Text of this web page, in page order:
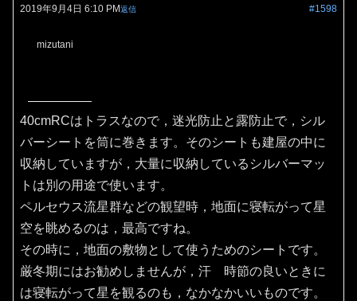
2019年9月4日 6:10 PM #1598
返信
mizutani
40cmRCはトラスなので，迷光防止と露防止で，シル
バーシートを筒に巻きます。そのシートも建屋の中に
収納していますが，大量に収納しているシルバーマッ
トは別の用途で使います。
ペルセウス流星群などの観望時，地面に寝転がって星
空を眺めるのは，最高ですね。
その時に，地面の敷物として使うためのシートです。
厳冬期にはお勧めしませんが，汗 時節の良いときに
は寝転がって星を観るのも，なかなかいいものです。